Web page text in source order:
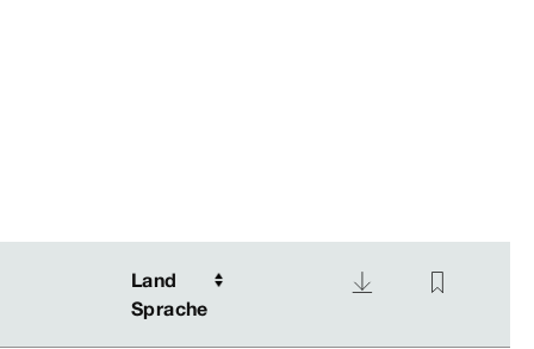
Land
Sprache
Land
Sprache